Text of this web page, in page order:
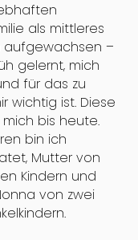
als mittleres
aufgewachsen –
gelernt, mich
für das zu
wichtig ist. Diese
bis heute.
bin ich
Mutter von
Kindern und
von zwei